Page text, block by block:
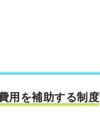
用を補助する制度